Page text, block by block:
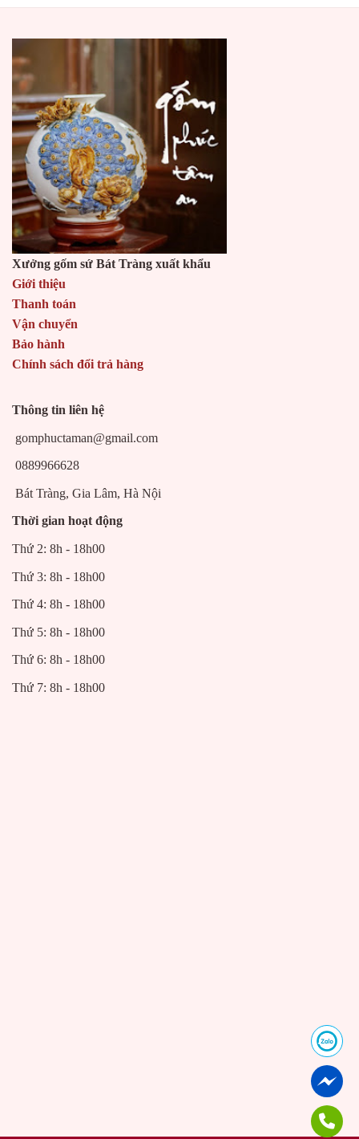
Xưởng gốm sứ Bát Tràng xuất khẩu
Giới thiệu
Thanh toán
Vận chuyển
Bảo hành
Chính sách đổi trả hàng
Thông tin liên hệ
gomphuctaman@gmail.com
0889966628
Bát Tràng, Gia Lâm, Hà Nội
Thời gian hoạt động
Thứ 2: 8h - 18h00
Thứ 3: 8h - 18h00
Thứ 4: 8h - 18h00
Thứ 5: 8h - 18h00
Thứ 6: 8h - 18h00
Thứ 7: 8h - 18h00